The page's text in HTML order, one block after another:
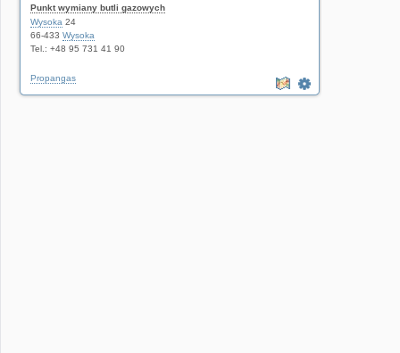
Punkt wymiany butli gazowych
Wysoka 24
66-433 Wysoka
Tel.: +48 95 731 41 90
Propangas